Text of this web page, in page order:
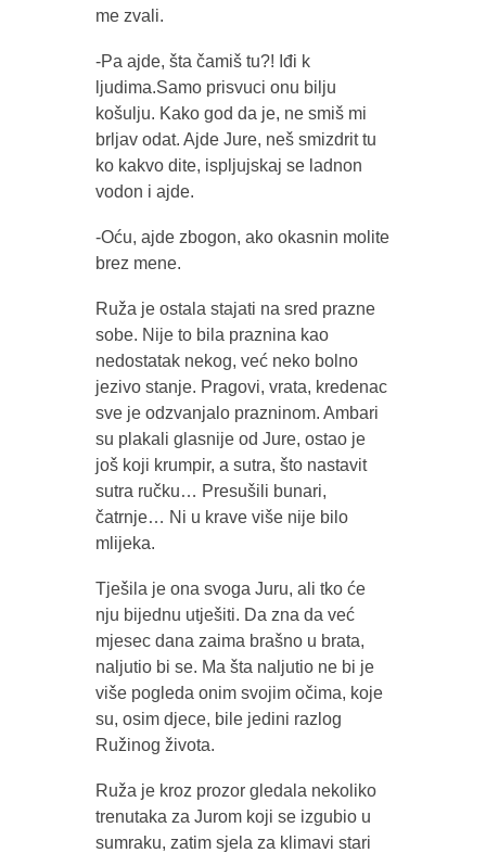
me zvali.
-Pa ajde, šta čamiš tu?! Iđi k
ljudima.Samo prisvuci onu bilju
košulju. Kako god da je, ne smiš mi
brljav odat. Ajde Jure, neš smizdrit tu
ko kakvo dite, ispljujskaj se ladnon
vodon i ajde.
-Oću, ajde zbogon, ako okasnin molite
brez mene.
Ruža je ostala stajati na sred prazne
sobe. Nije to bila praznina kao
nedostatak nekog, već neko bolno
jezivo stanje. Pragovi, vrata, kredenac
sve je odzvanjalo prazninom. Ambari
su plakali glasnije od Jure, ostao je
još koji krumpir, a sutra, što nastavit
sutra ručku… Presušili bunari,
čatrnje… Ni u krave više nije bilo
mlijeka.
Tješila je ona svoga Juru, ali tko će
nju bijednu utješiti. Da zna da već
mjesec dana zaima brašno u brata,
naljutio bi se. Ma šta naljutio ne bi je
više pogleda onim svojim očima, koje
su, osim djece, bile jedini razlog
Ružinog života.
Ruža je kroz prozor gledala nekoliko
trenutaka za Jurom koji se izgubio u
sumraku, zatim sjela za klimavi stari